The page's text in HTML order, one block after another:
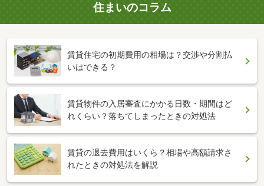
住まいのコラム
賃貸住宅の初期費用の相場は？交渉や分割払
いはできる？
賃貸物件の入居審査にかかる日数・期間はど
れくらい？落ちてしまったときの対処法
賃貸の退去費用はいくら？相場や高額請求さ
れたときの対処法を解説